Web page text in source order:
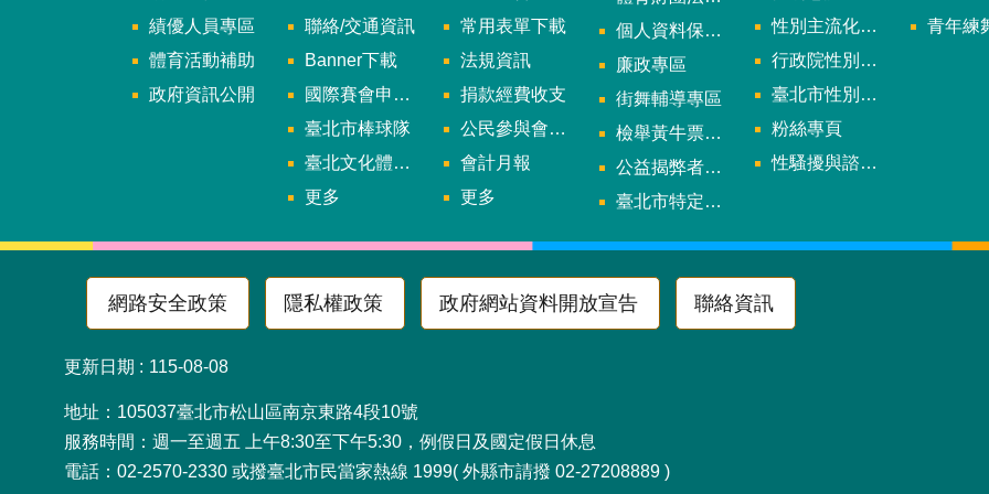
績優人員專區
體育活動補助
政府資訊公開
聯絡/交通資訊
Banner下載
國際賽會申辦暨籌辦小組
臺北市棒球隊
臺北文化體育園區
更多
常用表單下載
法規資訊
捐款經費收支
公民參與會議資訊
會計月報
更多
個人資料保護專區
廉政專區
街舞輔導專區
檢舉黃牛票專區
公益揭弊者保護法專區
臺北市特定族群體適能指導證照參考名單申請認可計畫
性別主流化年度成果報告
行政院性別平等會
臺北市性別平等辦公室
粉絲專頁
性騷擾與諮詢專區
青年練舞據
網路安全政策 隱私權政策 政府網站資料開放宣告 聯絡資訊
更新日期 115-08-08
地址：105037臺北市松山區南京東路4段10號
服務時間：週一至週五 上午8:30至下午5:30，例假日及國定假日休息
電話：02-2570-2330 或撥臺北市民當家熱線 1999( 外縣市請撥 02-27208889 )